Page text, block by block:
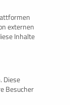
externen
Inhalte
Diese
Besucher